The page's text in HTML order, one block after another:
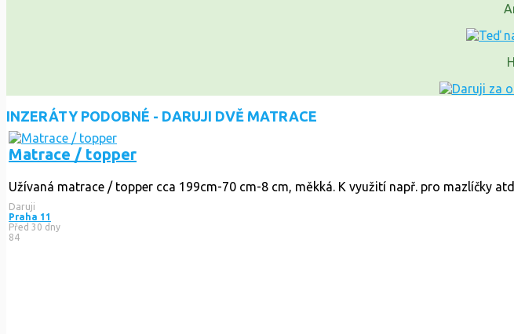
INZERÁTY PODOBNÉ - DARUJI DVĚ MATRACE
Matrace / topper
Užívaná matrace / topper cca 199cm-70 cm-8 cm, měkká. K využití např. pro mazlíčky atd.
Daruji
Praha 11
Před 30 dny
84